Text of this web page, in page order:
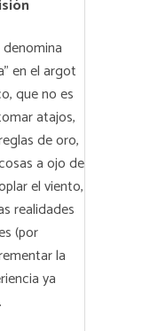
en el argot
que no es
atajos,
de oro,
a ojo de
el viento,
realidades
(por
la
ya